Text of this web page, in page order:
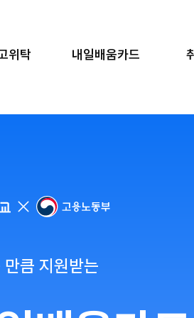
위탁 내일배움카드
만큼 지원받는